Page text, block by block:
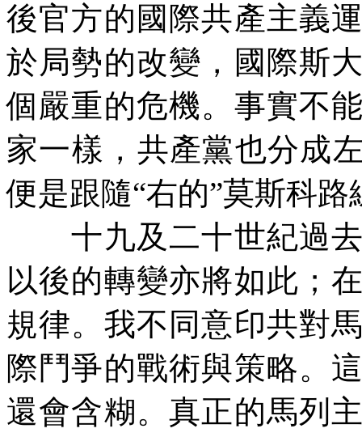
後官方的國際共產主義
於局勢的改變，國際斯
個嚴重的危機。事實不
家一樣，共產黨也分成
便是跟隨“右的”莫斯科路
十九及二十世紀過去
以後的轉變亦將如此；
規律。我不同意印共對
際鬥爭的戰術與策略。
還會含糊。真正的馬列